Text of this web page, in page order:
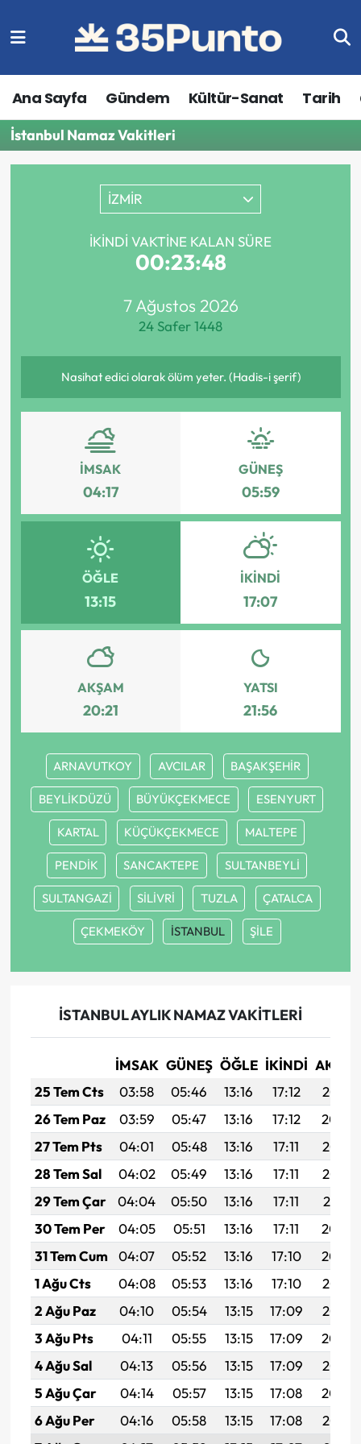
Ana Sayfa Gündem Kültür-Sanat Tarih
İstanbul Namaz Vakitleri
İZMİR
İKINDI VAKTINE KALAN SÜRE
00:23:48
7 Ağustos 2026
24 Safer 1448
Nasihat edici olarak ölüm yeter. (Hadis-i şerif)
İMSAK
04:17
GÜNEŞ
05:59
ÖĞLE
13:15
İKINDI
17:07
AKŞAM
20:21
YATSI
21:56
ARNAVUTKOY AVCILAR BAŞAKŞEHİR
BEYLİKDÜZÜ BÜYÜKÇEKMECE ESENYURT
KARTAL KÜÇÜKÇEKMECE MALTEPE
PENDİK SANCAKTEPE SULTANBEYLİ
SULTANGAZİ SİLİVRİ TUZLA ÇATALCA
ÇEKMEKÖY İSTANBUL ŞİLE
İSTANBUL AYLIK NAMAZ VAKITLERI
İMSAK GÜNEŞ ÖĞLE İKINDI
25 Tem Cts
03:58 05:46 13:16 17:12
20:35
26 Tem Paz
03:59 05:47 13:16 17:12
20:34
27 Tem Pts
04:01 05:48 13:16 17:11
20:33
28 Tem Sal
04:02 05:49 13:16 17:11
20:32
29 Tem Çar
04:04 05:50 13:16 17:11
20:31
30 Tem Per
04:05 05:51 13:16 17:11
20:30
31 Tem Cum
04:07 05:52 13:16 17:10
20:29
1 Ağu Cts
04:08 05:53 13:16 17:10
20:28
2 Ağu Paz
04:10 05:54 13:15 17:09
20:27
3 Ağu Pts
04:11 05:55 13:15 17:09
20:26
4 Ağu Sal
04:13 05:56 13:15 17:09
20:25
5 Ağu Çar
04:14 05:57 13:15 17:08
20:24
6 Ağu Per
04:16 05:58 13:15 17:08
20:23